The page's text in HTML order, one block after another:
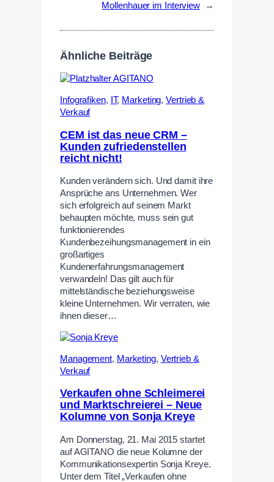
Mollenhauer im Interview
→
Ähnliche Beiträge
Infografiken, IT, Marketing,Vertrieb &
Verkauf
CEM ist das neue CRM –
Kunden zufriedenstellen
reicht nicht!
Kunden verändern sich. Und damit ihre
Ansprüche ans Unternehmen. Wer
sich erfolgreich auf seinem Markt
behaupten möchte, muss sein gut
funktionierendes
Kundenbezeihungsmanagement in ein
großartiges
Kundenerfahrungsmanagement
verwandeln! Das gilt auch für
mittelständische beziehungsweise
kleine Unternehmen. Wir verraten, wie
ihnen dieser…
Management, Marketing, Vertrieb &
Verkauf
Verkaufen ohne Schleimerei
und Marktschreierei – Neue
Kolumne von Sonja Kreye
Am Donnerstag, 21. Mai 2015 startet
auf AGITANO die neue Kolumne der
Kommunikationsexpertin Sonja Kreye.
Unter dem Titel „Verkaufen ohne